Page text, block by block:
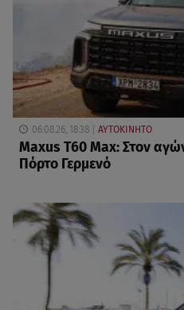
06.08.26, 18:38 ΑΥΤΟΚΙΝΗΤΟ
Maxus T60 Max: Στον
Πόρτο Γερμενό